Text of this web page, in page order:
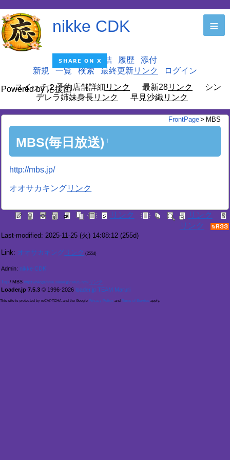
nikke CDK
Powered by 応援団
≡
編集 凍結 履歴
添付
新規
一覧 検索 最終更新
ログイン
スイッチ２予約店舗詳細
最新28
シン
デレラ姉妹身長
早見沙織
FrontPage> MBS
MBS(毎日放送) †
http://mbs.jp/
オオサカキング
Last-modified: 2025-11-25 (火) 14:08:12 (255d)
Link: オオサカキング (255d)
Admin: nikke CDK
Top / MBS https://neogamma.loader.jp/?MBS.html
Loader.jp 7.5.3 © 1996-2026 loader.jp TEAM Maruri
This site is protected by reCAPTCHA and the Google Privacy Policy and Terms of Service apply.